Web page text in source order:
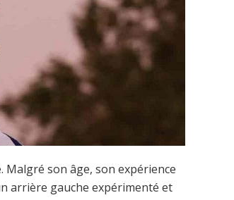
Malgré son âge, son expérience
arrière gauche expérimenté et